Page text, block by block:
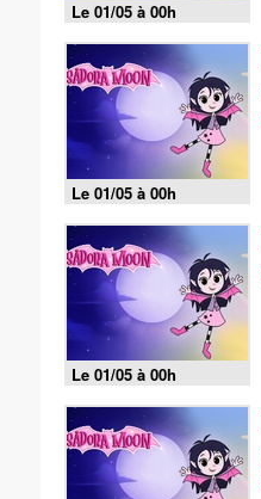
Le 01/05 à 00h
Le 01/05 à 00h
Le 01/05 à 00h